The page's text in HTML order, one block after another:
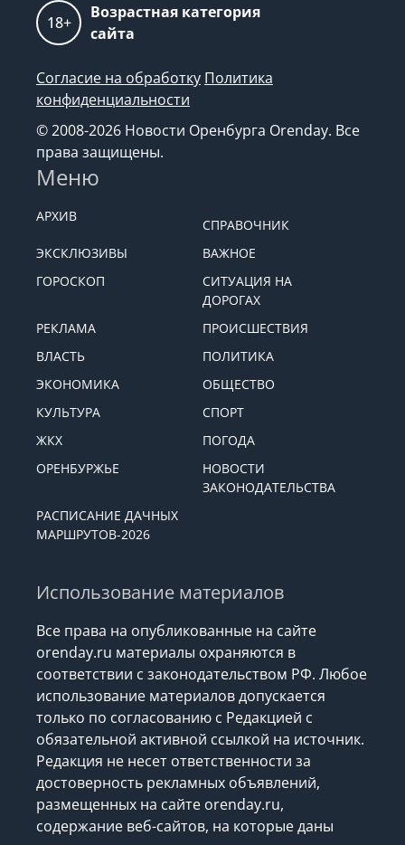
18+
Возрастная категория
сайта
Согласие на обработку Политика
конфиденциальности
© 2008-2026 Новости Оренбурга Orenday. Все
права защищены.
Меню
АРХИВ
СПРАВОЧНИК
ЭКСКЛЮЗИВЫ
ВАЖНОЕ
ГОРОСКОП
СИТУАЦИЯ НА
ДОРОГАХ
РЕКЛАМА
ПРОИСШЕСТВИЯ
ВЛАСТЬ
ПОЛИТИКА
ЭКОНОМИКА
ОБЩЕСТВО
КУЛЬТУРА
СПОРТ
ЖКХ
ПОГОДА
ОРЕНБУРЖЬЕ
НОВОСТИ
ЗАКОНОДАТЕЛЬСТВА
РАСПИСАНИЕ ДАЧНЫХ
МАРШРУТОВ-2026
Использование материалов
Все права на опубликованные на сайте
orenday.ru материалы охраняются в
соответствии с законодательством РФ. Любое
использование материалов допускается
только по согласованию с Редакцией с
обязательной активной ссылкой на источник.
Редакция не несет ответственности за
достоверность рекламных объявлений,
размещенных на сайте orenday.ru,
содержание веб-сайтов, на которые даны